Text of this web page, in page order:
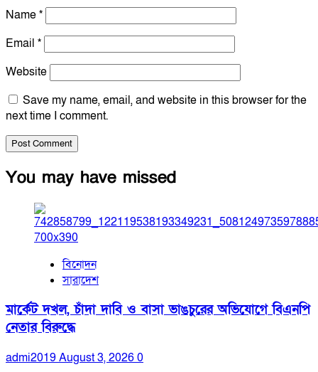
Name*
Email *
Website
Save my name, email, and website in this browser for the
next time I comment.
You may have missed
বিনোদন
সারাদেশ
মার্কেট দখল, চাঁদা দাবি ও বাসা ভাঙচুরের অভিযোগে বিএনপি
নেতার বিরুদ্ধে
admi2019August 3, 20260